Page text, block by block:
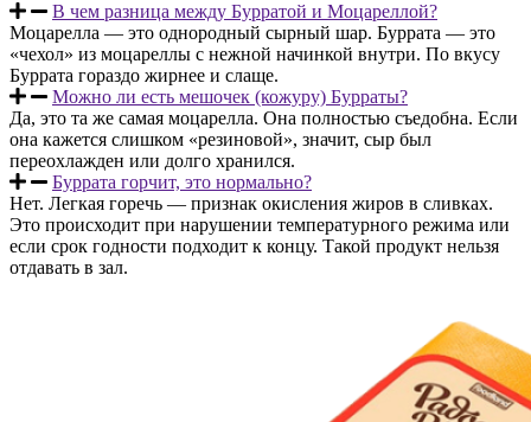
В чем разница между Бурратой и Моцареллой?
Моцарелла — это однородный сырный шар. Буррата — это
«чехол» из моцареллы с нежной начинкой внутри. По вкусу
Буррата гораздо жирнее и слаще.
Можно ли есть мешочек (кожуру) Бурраты?
Да, это та же самая моцарелла. Она полностью съедобна. Если
она кажется слишком «резиновой», значит, сыр был
переохлажден или долго хранился.
Буррата горчит, это нормально?
Нет. Легкая горечь — признак окисления жиров в сливках.
Это происходит при нарушении температурного режима или
если срок годности подходит к концу. Такой продукт нельзя
отдавать в зал.